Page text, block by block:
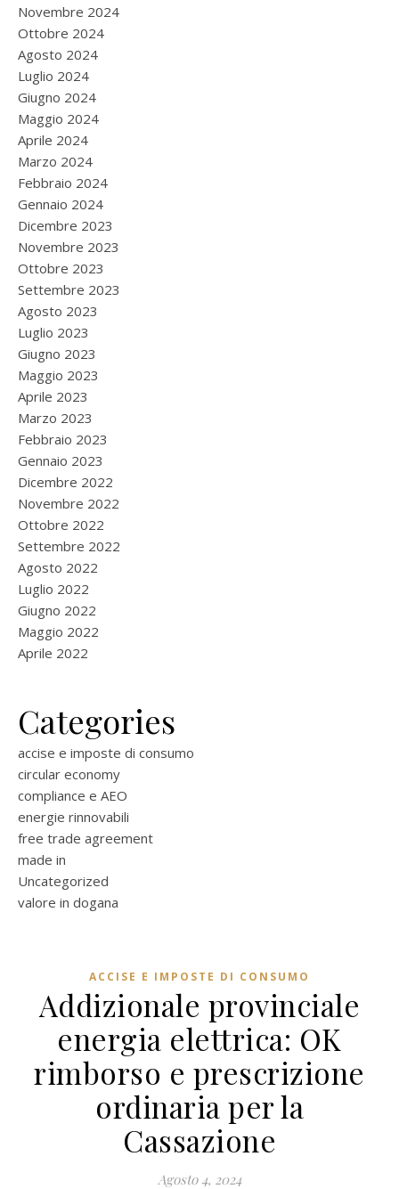
Novembre 2024
Ottobre 2024
Agosto 2024
Luglio 2024
Giugno 2024
Maggio 2024
Aprile 2024
Marzo 2024
Febbraio 2024
Gennaio 2024
Dicembre 2023
Novembre 2023
Ottobre 2023
Settembre 2023
Agosto 2023
Luglio 2023
Giugno 2023
Maggio 2023
Aprile 2023
Marzo 2023
Febbraio 2023
Gennaio 2023
Dicembre 2022
Novembre 2022
Ottobre 2022
Settembre 2022
Agosto 2022
Luglio 2022
Giugno 2022
Maggio 2022
Aprile 2022
Categories
accise e imposte di consumo
circular economy
compliance e AEO
energie rinnovabili
free trade agreement
made in
Uncategorized
valore in dogana
ACCISE E IMPOSTE DI CONSUMO
Addizionale provinciale
energia elettrica: OK
rimborso e prescrizione
ordinaria per la
Cassazione
Agosto 4, 2024